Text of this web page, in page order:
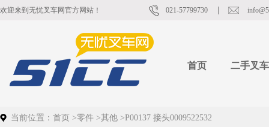
欢迎来到无忧叉车网官方网站！ 021-57799730
首页 二手叉车
当前位置： 首页 >零件 >其他 >P00137 接头0009522532